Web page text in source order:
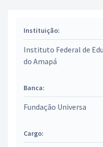
Instituição:
Instituto Federal de
do Amapá
Banca:
Fundação Universa
Cargo: